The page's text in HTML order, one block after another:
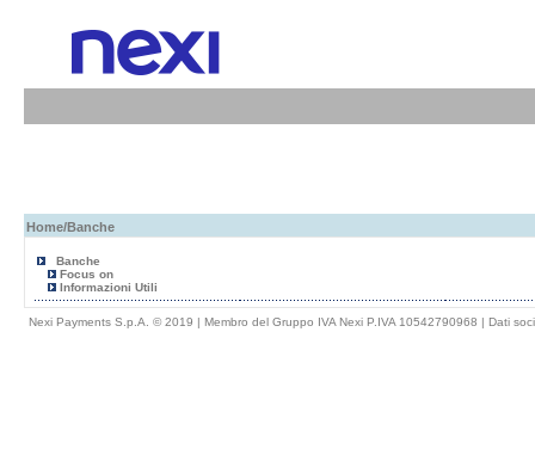
Home/Banche
Banche
Focus on
Informazioni Utili
Nexi Payments S.p.A. © 2019 | Membro del Gruppo IVA Nexi P.IVA 10542790968 | Dati